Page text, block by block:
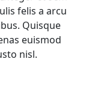
felis a arcu
Quisque
euismod
nisl.